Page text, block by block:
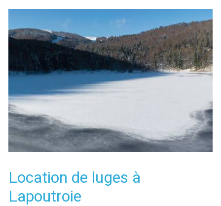
Location de luges à
Lapoutroie